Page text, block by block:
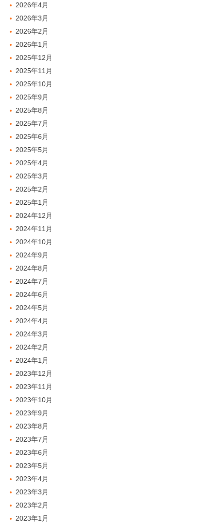
2026年4月
2026年3月
2026年2月
2026年1月
2025年12月
2025年11月
2025年10月
2025年9月
2025年8月
2025年7月
2025年6月
2025年5月
2025年4月
2025年3月
2025年2月
2025年1月
2024年12月
2024年11月
2024年10月
2024年9月
2024年8月
2024年7月
2024年6月
2024年5月
2024年4月
2024年3月
2024年2月
2024年1月
2023年12月
2023年11月
2023年10月
2023年9月
2023年8月
2023年7月
2023年6月
2023年5月
2023年4月
2023年3月
2023年2月
2023年1月